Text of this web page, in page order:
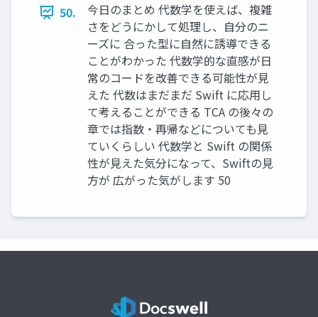
50.
今⽇のまとめ 代数学を使えば、複雑
さをどうにかして処理し、⾃分のニ
ーズに 合った型に⾃然に誘導できる
ことがわかった 代数学的な直感が⽇
常のコードを改善できる可能性が⾒
えた 代数はまだまだ Swift に応⽤し
て考えることができる TCA の後々の
章では指数・再帰などについても⾒
ていくらしい 代数学と Swift の関係
性が⾒えた気分になって、Swiftの⾒
⽅が 広がった気がします 50